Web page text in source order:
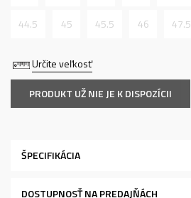
Určite veľkosť
44.5 45 45.5 46 47.5
PRODUKT UŽ NIE JE K DISPOZÍCII
ŠPECIFIKÁCIA
DOSTUPNOSŤ NA PREDAJŇÁCH